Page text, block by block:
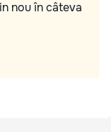
nou în câteva